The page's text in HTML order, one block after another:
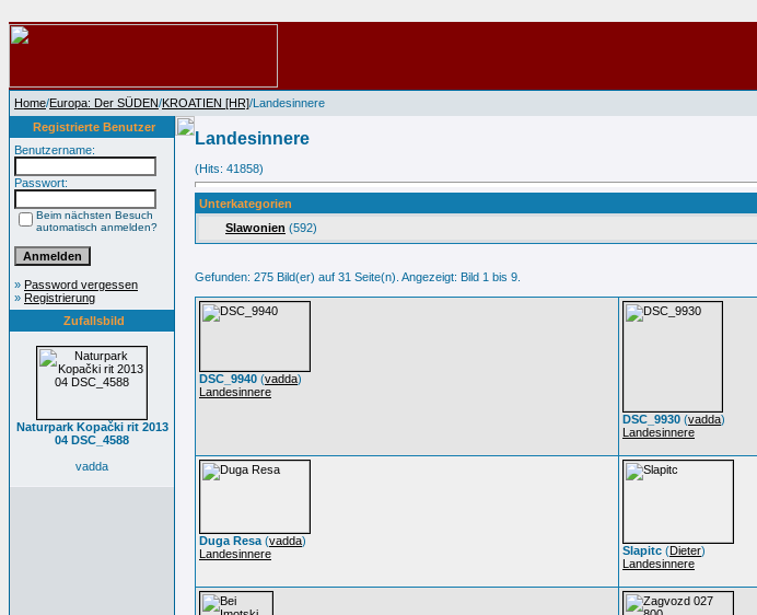
Home/Europa: Der SÜDEN/KROATIEN [HR]/Landesinnere
Registrierte Benutzer
Benutzername:
Passwort:
Beim nächsten Besuch
automatisch anmelden?
» Password vergessen
» Registrierung
Zufallsbild
Naturpark Kopački rit 2013
04 DSC_4588
vadda
Landesinnere
(Hits: 41858)
Unterkategorien
Slawonien (592)
Gefunden: 275 Bild(er) auf 31 Seite(n). Angezeigt: Bild 1 bis 9.
DSC_9940 (vadda)
Landesinnere
DSC_9930 (vadda)
Landesinnere
Duga Resa (vadda)
Landesinnere
Slapitc (Dieter)
Landesinnere